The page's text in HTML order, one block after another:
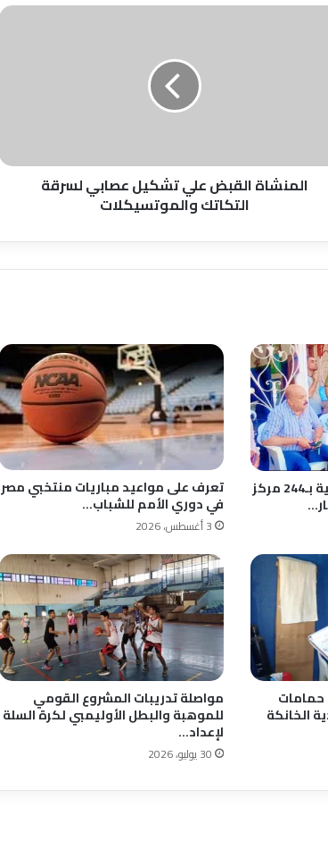
المنشاة القبض علي تشكيل عصابي لسرقة
التكاتك والموتسيكلات
انطلاق الجمعيات العمومية بـ244 مركز تعرف على مواعيد مباريات منتخبي مصر
في دوري الأمم للشباب…
3 أغسطس، 2026
حمامات
الخانكة
مواصلة تدريبات المشروع القومي
للموهبة والبطل الأوليمبي لكرة السلة
لإعداد…
30 يوليو، 2026